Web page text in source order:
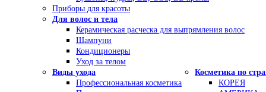
Приборы для красоты
Для волос и тела
Керамическая расческа для выпрямления волос
Шампуни
Кондиционеры
Уход за телом
Виды ухода
Профессиональная косметика
Косметика по
КОРЕЯ